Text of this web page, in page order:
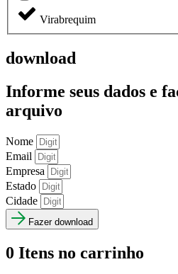
Virabrequim
download
Informe seus dados e
arquivo
Nome
Email
Empresa
Estado
Cidade
Fazer download
0 Itens no carrinho